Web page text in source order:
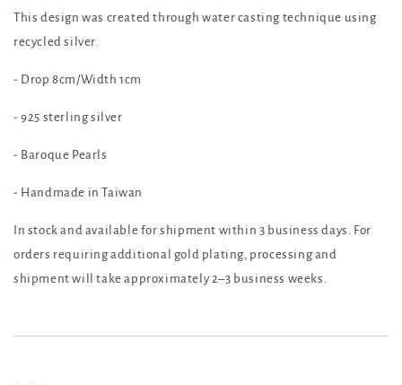
This design was created through water casting technique using
recycled silver.
- Drop 8cm/Width 1cm
- 925 sterling silver
- Baroque Pearls
- Handmade in Taiwan
In stock and available for shipment within 3 business days. For
orders requiring additional gold plating, processing and
shipment will take approximately 2–3 business weeks.